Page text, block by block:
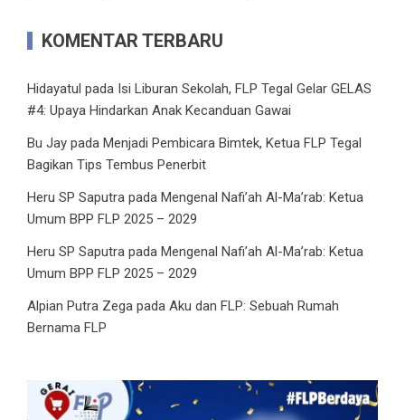
KOMENTAR TERBARU
Hidayatul pada Isi Liburan Sekolah, FLP Tegal Gelar GELAS
#4: Upaya Hindarkan Anak Kecanduan Gawai
Bu Jay pada Menjadi Pembicara Bimtek, Ketua FLP Tegal
Bagikan Tips Tembus Penerbit
Heru SP Saputra pada Mengenal Nafi’ah Al-Ma’rab: Ketua
Umum BPP FLP 2025 – 2029
Heru SP Saputra pada Mengenal Nafi’ah Al-Ma’rab: Ketua
Umum BPP FLP 2025 – 2029
Alpian Putra Zega pada Aku dan FLP: Sebuah Rumah
Bernama FLP